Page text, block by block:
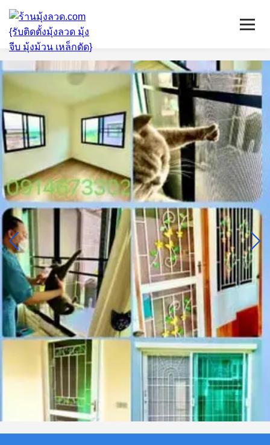
หน้าแรก
มุ้งลวดจีบ
เหล็กดัด
ติดตั้งกระจก
บริการ/พื้นที่ติดตั้ง
บทความ
ติดต่อเรา